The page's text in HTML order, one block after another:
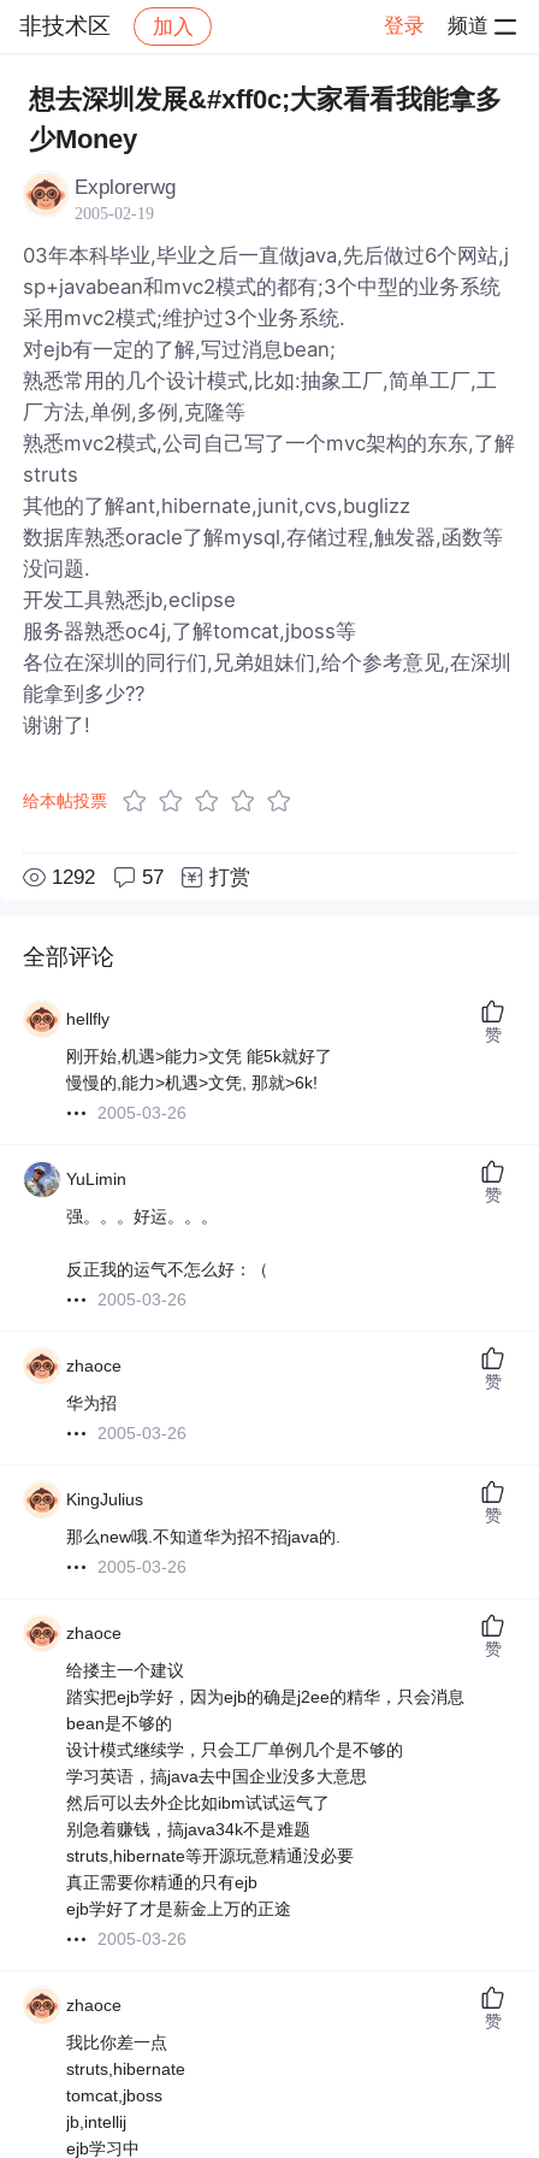
非技术区 加入 登录 频道
社区 非技术区 帖子详情
想去深圳发展&#xff0c;大家看看我能拿多
少Money
Explorerwg
2005-02-19
03年本科毕业,毕业之后一直做java,先后做过6个网站,j
sp+javabean和mvc2模式的都有;3个中型的业务系统
采用mvc2模式;维护过3个业务系统.
对ejb有一定的了解,写过消息bean;
熟悉常用的几个设计模式,比如:抽象工厂,简单工厂,工
厂方法,单例,多例,克隆等
熟悉mvc2模式,公司自己写了一个mvc架构的东东,了解
struts
其他的了解ant,hibernate,junit,cvs,buglizz
数据库熟悉oracle了解mysql,存储过程,触发器,函数等
没问题.
开发工具熟悉jb,eclipse
服务器熟悉oc4j,了解tomcat,jboss等
各位在深圳的同行们,兄弟姐妹们,给个参考意见,在深圳
能拿到多少??
谢谢了!
给本帖投票
1292 57 打赏
全部评论
hellfly
刚开始,机遇>能力>文凭 能5k就好了
慢慢的,能力>机遇>文凭, 那就>6k!
2005-03-26
赞
YuLimin
强。。。好运。。。
反正我的运气不怎么好：（
2005-03-26
赞
zhaoce
华为招
2005-03-26
赞
KingJulius
那么new哦.不知道华为招不招java的.
2005-03-26
赞
zhaoce
给搂主一个建议
踏实把ejb学好，因为ejb的确是j2ee的精华，只会消息
bean是不够的
设计模式继续学，只会工厂单例几个是不够的
学习英语，搞java去中国企业没多大意思
然后可以去外企比如ibm试试运气了
别急着赚钱，搞java34k不是难题
struts,hibernate等开源玩意精通没必要
真正需要你精通的只有ejb
ejb学好了才是薪金上万的正途
2005-03-26
赞
zhaoce
我比你差一点
struts,hibernate
tomcat,jboss
jb,intellij
ejb学习中
赞